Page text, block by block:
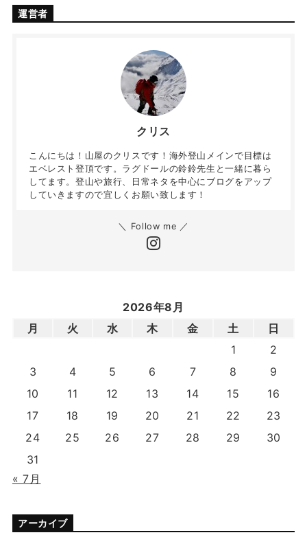
運営者
クリス
こんにちは！山屋のクリスです！海外登山メインで目標は
エベレスト登頂です。ラグドールの鈴鈴先生と一緒に暮ら
してます。登山や旅行、日常ネタを中心にブログをアップ
していきますので宜しくお願い致します！
＼ Follow me ／
2026年8月
月
火 水 木 金 土
日
1
2
3
4 5 6 7 8
9
10
11 12 13 14 15
16
17
18 19 20 21 22
23
24
25 26 27 28 29
30
31
« 7月
アーカイブ